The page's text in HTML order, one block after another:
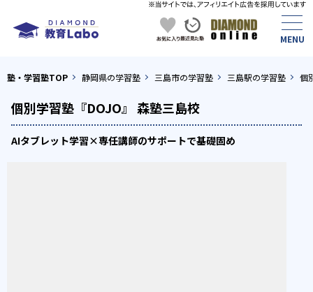
塾・学習塾TOP 静岡県の学習塾 三島市の学習塾 三島駅の学習塾 個
個別学習塾『DOJO』 森塾三島校
AIタブレット学習×専任講師のサポートで基礎固め